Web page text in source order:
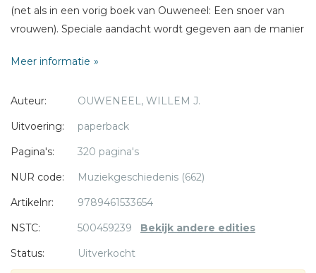
(net als in een vorig boek van Ouweneel: Een snoer van
vrouwen). Speciale aandacht wordt gegeven aan de manier
beïnvloed hebben, en hoe op deze wijze hele leraar-leerling-
dit boek aan zulke 'snoeren' gehangen, elk met hun eigen
talenten en eigenaardigheden. Mede door de zestig
seculiere middeleeuwse muziek tot hedendaagse
elektroakoestische muziek, niet-westerse en ? lmmuziek)
Meer informatie
Auteur:
OUWENEEL, WILLEM J.
Uitvoering:
paperback
Pagina's:
320 pagina's
NUR code:
Muziekgeschiedenis (662)
Artikelnr:
9789461533654
NSTC:
500459239 Bekijk andere edities
Status:
Uitverkocht
* = verplicht